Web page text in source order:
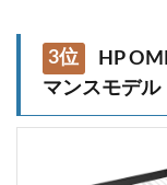
3位
HP
マンスモデル